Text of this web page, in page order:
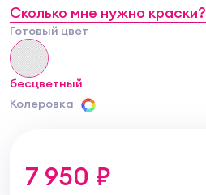
Сколько мне нужно краски?
Готовый цвет
бесцветный
Колеровка
7 950 ₽